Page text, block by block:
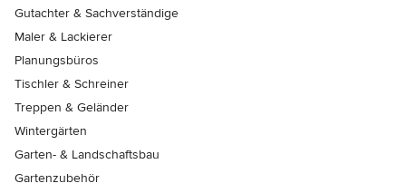
Gutachter & Sachverständige
Maler & Lackierer
Planungsbüros
Tischler & Schreiner
Treppen & Geländer
Wintergärten
Garten- & Landschaftsbau
Gartenzubehör